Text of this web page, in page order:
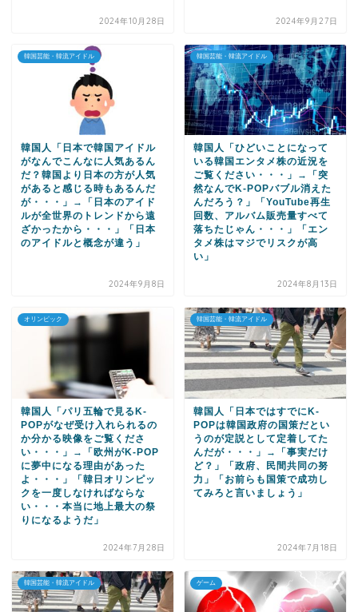
2024年10月28日 2024年9月27日
韓国芸能・韓流アイドル
韓国人「日本で韓国アイドル
がなんでこんなに人気あるん
だ？韓国より日本の方が人気
があると感じる時もあるんだ
が・・・」→「日本のアイド
ルが全世界のトレンドから遠
ざかったから・・・」「日本
のアイドルと概念が違う」
2024年9月8日
韓国芸能・韓流アイドル
韓国人「ひどいことになって
いる韓国エンタメ株の近況を
ご覧ください・・・」→「突
然なんでK-POPバブル消えた
んだろう？」「YouTube再生
回数、アルバム販売量すべて
落ちたじゃん・・・」「エン
タメ株はマジでリスクが高
い」
2024年8月13日
オリンピック
韓国人「パリ五輪で見るK-
POPがなぜ受け入れられるの
か分かる映像をご覧くださ
い・・・」→「欧州がK-POP
に夢中になる理由があった
よ・・・」「韓日オリンピッ
クを一度しなければならな
い・・・本当に地上最大の祭
りになるようだ」
2024年7月28日
韓国芸能・韓流アイドル
韓国人「日本ではすでにK-
POPは韓国政府の国策だとい
うのが定説として定着してた
んだが・・・」→「事実だけ
ど？」「政府、民間共同の努
力」「お前らも国策で成功し
てみろと言いましょう」
2024年7月18日
韓国芸能・韓流アイドル ゲーム